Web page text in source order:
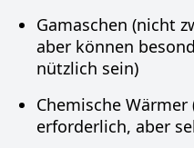
Gamaschen (nicht
aber können
nützlich sein)
Chemische
erforderlich, aber